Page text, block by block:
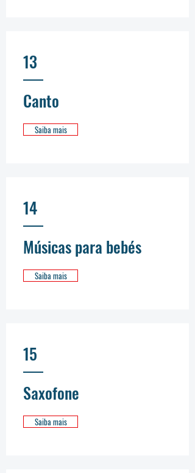
13
Canto
Saiba mais
14
Músicas para bebés
Saiba mais
15
Saxofone
Saiba mais